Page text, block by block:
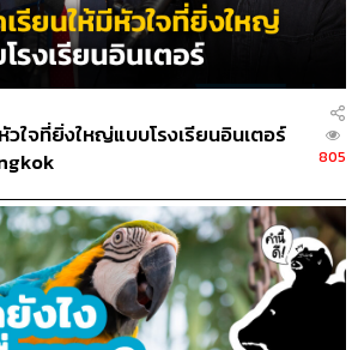
วใจที่ยิ่งใหญ่แบบโรงเรียนอินเตอร์
805